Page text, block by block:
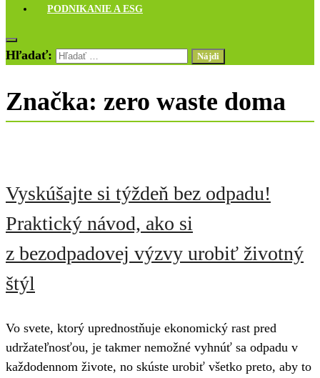
PODNIKANIE A ESG
Hľadať:
Značka: zero waste doma
Vyskúšajte si týždeň bez odpadu!
Praktický návod, ako si
z bezodpadovej výzvy urobiť životný
štýl
Vo svete, ktorý uprednostňuje ekonomický rast pred
udržateľnosťou, je takmer nemožné vyhnúť sa odpadu v
každodennom živote, no skúste urobiť všetko preto, aby to